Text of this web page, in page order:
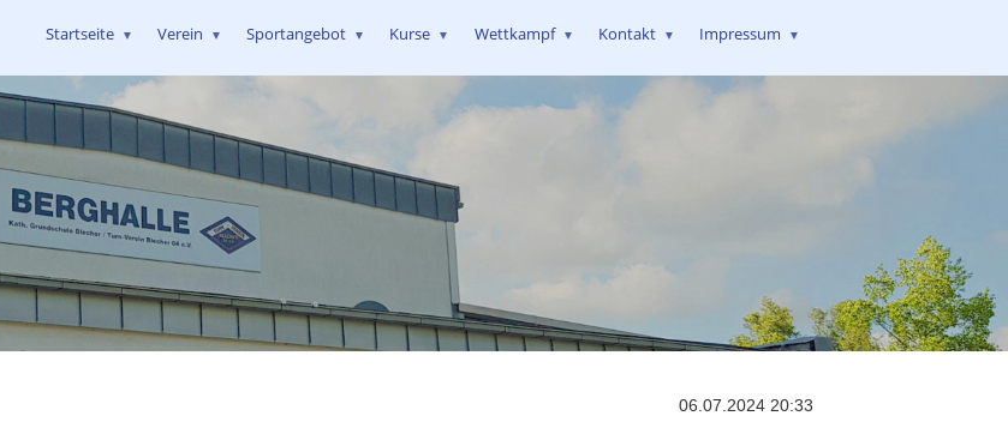
Startseite▼ Verein▼ Sportangebot▼ Kurse▼ Wettkampf▼ Kontakt▼ Impressum▼
06.07.2024 20:33